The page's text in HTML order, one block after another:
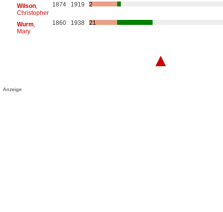
Wilson,
Christopher
1874 1919 2
Wurm
Mary
1860 1938 21
▲
Anzeige